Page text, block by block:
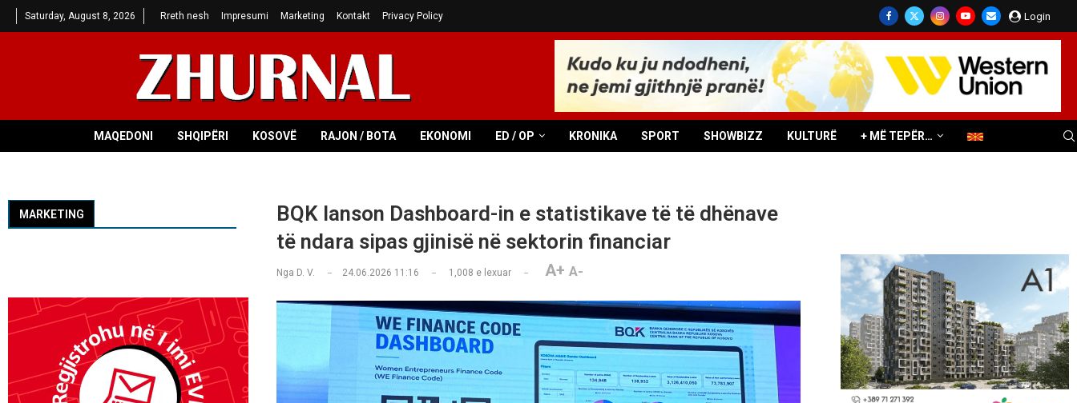
Saturday, August 8, 2026 Rreth nesh Impresumi Marketing Kontakt Privacy Policy Login
MAQEDONI SHQIPËRI KOSOVË RAJON / BOTA EKONOMI ED / OP KRONIKA SPORT SHOWBIZZ KULTURË + MË TEPËR…
BQK lanson Dashboard-in e statistikave të të dhënave
të ndara sipas gjinisë në sektorin financiar
Nga D. V. 24.06.2026 11:16 1,008 e lexuar A+ A-
MARKETING